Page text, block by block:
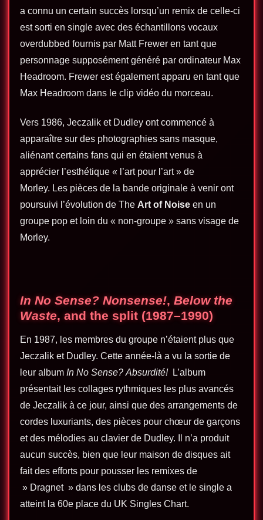
a connu un certain succès lorsqu’un remix de celle-ci
est sorti en single avec des échantillons vocaux
overdubbed fournis par Matt Frewer en tant que
personnage supposément généré par ordinateur Max
Headroom. Frewer est également apparu en tant que
Max Headroom dans le clip vidéo du morceau.
Vers 1986, Jeczalik et Dudley ont commencé à
apparaître sur des photographies sans masque,
aliénant certains fans qui en étaient venus à
apprécier l’esthétique « l’art pour l’art » de
Morley. Les pièces de la bande originale à venir ont
poursuivi l’évolution de The Art of Noise en un
groupe pop et loin du « non-groupe » sans visage de
Morley.
In No Sense? Nonsense!, Below the
Waste, and the split (1987–1990)
En 1987, les membres du groupe n’étaient plus que
Jeczalik et Dudley. Cette année-là a vu la sortie de
leur album In No Sense? Absurdité!L’album
présentait les collages rythmiques les plus avancés
de Jeczalik à ce jour, ainsi que des arrangements de
cordes luxuriants, des pièces pour chœur de garçons
et des mélodies au clavier de Dudley. Il n’a produit
aucun succès, bien que leur maison de disques ait
fait des efforts pour pousser les remixes de
» Dragnet » dans les clubs de danse et le single a
atteint la 60e place du UK Singles Chart.